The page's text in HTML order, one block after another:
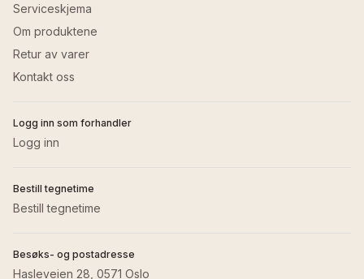
Serviceskjema
Om produktene
Retur av varer
Kontakt oss
Logg inn som forhandler
Logg inn
Bestill tegnetime
Bestill tegnetime
Besøks- og postadresse
Hasleveien 28, 0571 Oslo